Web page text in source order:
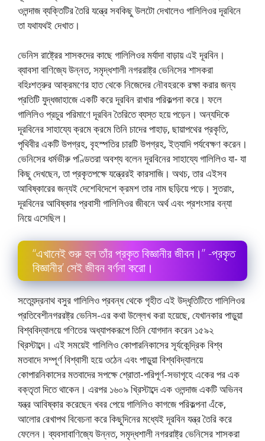
ওলন্দাজ ব্যক্তিটির তৈরি যন্ত্রে সবকিছু উলটো দেখালেও গালিলিওর দূরবিনে
তা যথাযথই দেখাত।
ভেনিস রাষ্ট্রের শাসকদের কাছে গালিলিওর মর্যাদা বাড়ায় এই দূরবিন।
ব্যাবসা বাণিজ্যে উন্নত, সমৃদ্ধশালী নগররাষ্ট্র ভেনিসের শাসকরা
বহিঃশত্রুর আক্রমণের হাত থেকে নিজেদের নৌবহরকে রক্ষা করার জন্য
প্রতিটি যুদ্ধজাহাজে একটি করে দূরবিন রাখার পরিকল্পনা করে। ফলে
গালিলিও প্রচুর পরিমাণে দূরবিন তৈরিতে ব্যস্ত হয়ে পড়েন। অন্যদিকে
দূরবিনের সাহায্যে ক্রমে ক্রমে তিনি চাদের পাহাড়, ছায়াপথের প্রকৃতি,
পৃথিবীর একটি উপগ্রহ, বৃহস্পতির চারটি উপগ্রহ, ইত্যাদি পর্যবেক্ষণ করেন।
ভেনিসের ধর্মভীরু পণ্ডিতরা অবশ্য বলেন দূরবিনের সাহায্যে গালিলিও যা- যা
কিছু দেখছেন, তা প্রকৃতপক্ষে যন্ত্রেরই কারসাজি। অথচ, তার এইসব
আবিষ্কারের জন্যই দেশেবিদেশে ক্রমশ তার নাম ছড়িয়ে পড়ে। সুতরাং,
দূরবিনের আবিষ্কার প্রবাসী গালিলিওর জীবনে অর্থ এবং প্রশংসার বন্যা
নিয়ে এসেছিল।
“এখানেই শুরু হল তাঁর প্রকৃত বিজ্ঞানীর জীবন।” -প্রকৃত
বিজ্ঞানীর’ সেই জীবন বর্ণনা করাে।
সত্যেন্দ্রনাথ বসুর গালিলিও প্রবন্ধ থেকে গৃহীত এই উদ্ধৃতিটিতে গালিলিওর
প্রতিবেশীনগররষ্ট্র ভেনিস-এর কথা উল্লেখ করা হয়েছে, যেখানকার পাড়ুয়া
বিশ্ববিদ্যালয়ে গণিতের অধ্যাপকরূপে তিনি যােগদান করেন ১৫৯২
খ্রিস্টাব্দে। এই সময়েই গালিলিও কোপারনিকাসের সূর্যকেন্দ্রিক বিশ্ব
মতবাদে সম্পূর্ণ বিশ্বাসী হয়ে ওঠেন এবং পাড়ুয়া বিশ্ববিদ্যালয়ে
কোপারনিকাসের মতবাদের সপক্ষে শ্রোতা-পরিপূর্ণ-সভাগৃহে একের পর এক
বক্তৃতা দিতে থাকেন। এরপর ১৬০৯ খ্রিস্টাব্দে এক ওলন্দাজ একটি অভিনব
যন্ত্র আবিষ্কার করেছেন খবর পেয়ে গালিলিও কাগজে পরিকল্পনা এঁকে,
আলাের রেখাপথ বিবেচনা করে কিছুদিনের মধ্যেই দূরবিন যন্ত্র তৈরি করে
ফেলেন। ব্যবসাবাণিজ্যে উন্নত, সমৃদ্ধশালী নগররাষ্ট্র ভেনিসের শাসকরা